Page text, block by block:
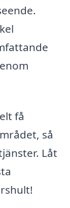
få
så
Låt